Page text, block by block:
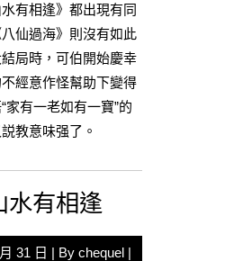
有相逢》都出現有同
仙過海》則沒有如此
局時，可伯開始慶幸
經意作怪幫助下變得
家有一老如有一寶”的
教意味强了。
水有相逢
31 日 | By chequel |